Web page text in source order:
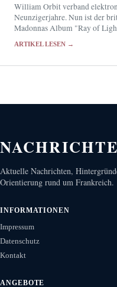
William Orbit verband
Neunzigerjahre. Nun ist der
Madonnas Album "Ray of
ARTIKEL LESEN →
Aktuelle Nachrichten,
Orientierung rund um Frankreich.
INFORMATIONEN
Impressum
Datenschutz
Kontakt
ANGEBOTE